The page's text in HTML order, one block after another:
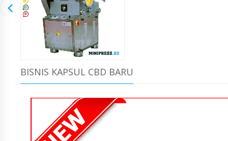
BISNIS KAPSUL CBD BARU